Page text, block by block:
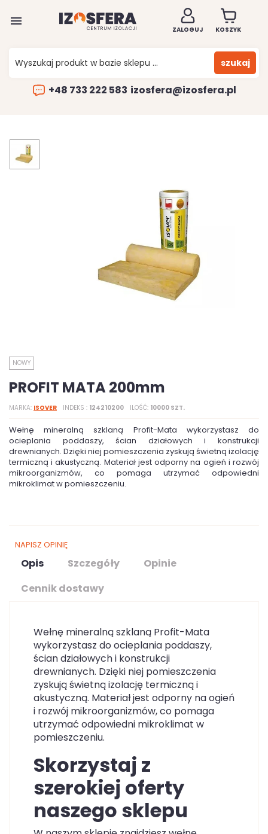

ZALOGUJ KOSZYK
szukaj
+48 733 222 583 izosfera@izosfera.pl
NOWY
PROFIT MATA 200mm
MARKA ISOVER INDEKS 124210200 ILOŚĆ 10000 SZT.
Wełnę mineralną szklaną Profit-Mata wykorzystasz do
ocieplania poddaszy, ścian działowych i konstrukcji
drewnianych. Dzięki niej pomieszczenia zyskują świetną izolację
termiczną i akustyczną. Materiał jest odporny na ogień i rozwój
mikroorganizmów, co pomaga utrzymać odpowiedni
mikroklimat w pomieszczeniu.
NAPISZ OPINIĘ
Opis Szczegóły
Opinie
Cennik dostawy
Wełnę mineralną szklaną Profit-Mata
wykorzystasz do ocieplania poddaszy,
ścian działowych i konstrukcji
drewnianych. Dzięki niej pomieszczenia
zyskują świetną izolację termiczną i
akustyczną. Materiał jest odporny na ogień
i rozwój mikroorganizmów, co pomaga
utrzymać odpowiedni mikroklimat w
pomieszczeniu.
Skorzystaj z
szerokiej oferty
naszego sklepu